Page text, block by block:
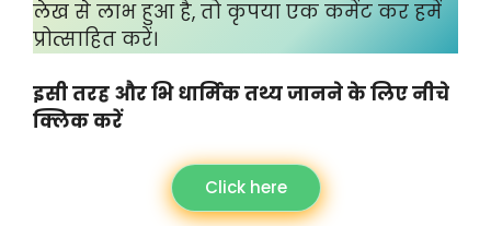
लेख से लाभ हुआ है, तो कृपया एक कमेंट कर हमें
प्रोत्साहित करें।
इसी तरह और भि धार्मिक तथ्य जानने के लिए नीचे
क्लिक करें
Click here